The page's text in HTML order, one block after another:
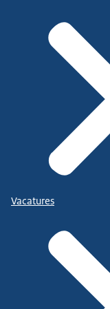
Vacatures